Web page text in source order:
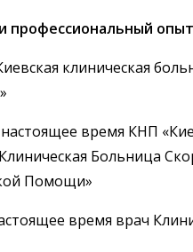
профессиональный
клиническая
время КНП
Больница
Помощи»
время врач